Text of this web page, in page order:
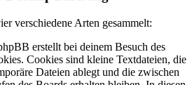
verschiedene Arten gesammelt:
erstellt bei deinem Besuch des
Cookies sind kleine Textdateien, die
Dateien ablegt und die zwischen